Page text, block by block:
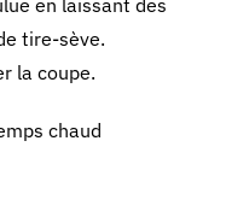
en laissant des
tire-sève.
la coupe.
chaud